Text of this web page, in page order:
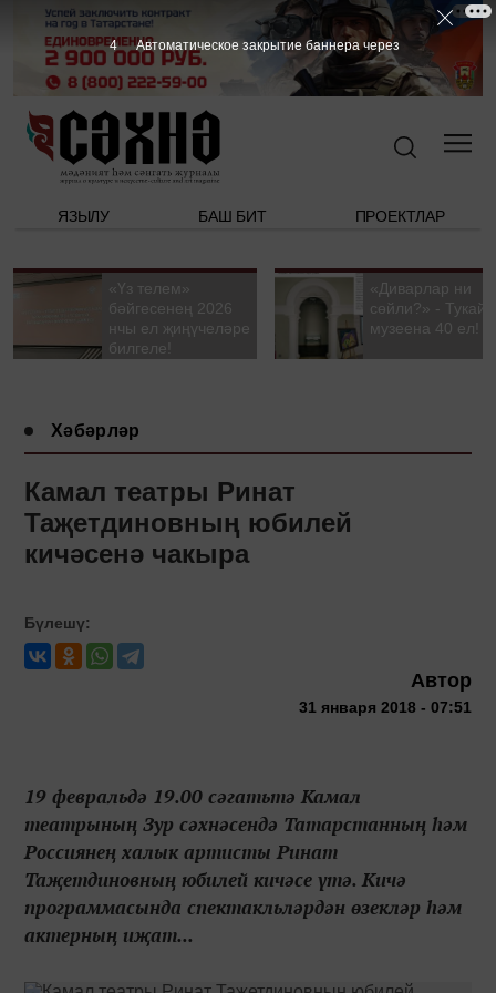
ЯЗЫЛУ БАШ БИТ ПРОЕКТЛАР
«Үз телем»
бәйгесенең 2026
нчы ел җиңүчеләре
билгеле!
«Диварлар ни
сөйли?» - Тукай
музеена 40 ел!
Хәбәрләр
Камал театры Ринат
Таҗетдиновның юбилей
кичәсенә чакыра
Бүлешү:
Автор
31 января 2018 - 07:51
19 февральдә 19.00 сәгатьтә Камал
театрының Зур сәхнәсендә Татарстанның һәм
Россиянең халык артисты Ринат
Таҗетдиновның юбилей кичәсе үтә. Кичә
программасында спектакльләрдән өзекләр һәм
актерның иҗат...
3 Автоматическое закрытие баннера через